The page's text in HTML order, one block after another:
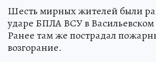
Шесть мирных жителей были
ударе БПЛА ВСУ в
Ранее там же пострадал
возгорание.